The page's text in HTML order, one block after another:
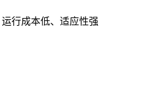
行成本低、适应性强